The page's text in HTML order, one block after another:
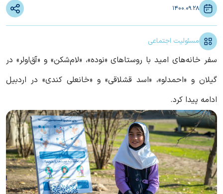
1400.09.28
مسئولیت اجتماعی
سفر خانه‌های امید با روستاهای «نوده»، «لام‌شکن» و «آق‌اولر» در
گیلان و «احمدلو»، «اسد قشلاقی» و «خانعلی کندی» در اردبیل
ادامه پیدا کرد.